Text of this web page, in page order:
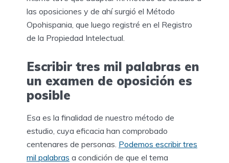
las oposiciones y de ahí surgió el Método
Opohispania, que luego registré en el Registro
de la Propiedad Intelectual.
Escribir tres mil palabras en
un examen de oposición es
posible
Esa es la finalidad de nuestro método de
estudio, cuya eficacia han comprobado
centenares de personas. Podemos escribir tres
mil palabras a condición de que el tema